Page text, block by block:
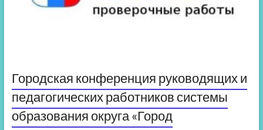
Городская конференция руководящих и
педагогических работников системы
образования округа «Город